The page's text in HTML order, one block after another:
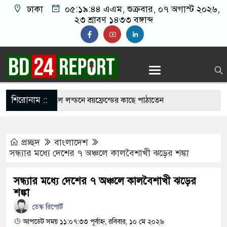
ঢাকা ০৫:১৯:৪৫ এএম, শুক্রবার, ০৭ অগাস্ট ২০২৬,
২৩ শ্রাবণ ১৪৩৩ বঙ্গাব্দ
শিরোনাম ::
ছবি তুলে লন্ডনে বয়ফ্রেন্ডের কাছে পাঠাতেন
‘হাজারগুণ ভালো’ দেশ চালাচ্ছেন তারেক রহমান:
মর্মান্তিক দুই দুর্ঘটনা, ঝরে গেল ১৫ প্রাণ
না করে, তাই জীবিত অবস্থায় নিজের চল্লিশার
প্রচ্ছদ
বাংলাদেশ
সন্ধ্যার মধ্যে দেশের ৭ অঞ্চলে কালবৈশাখী ঝড়ের শঙ্কা
সন্ধ্যার মধ্যে দেশের ৭ অঞ্চলে কালবৈশাখী ঝড়ের
শঙ্কা
ডেস্ক রিপোর্ট
আপডেট সময় ১১:০৭:৩৩ পূর্বাহ্ন, রবিবার, ১০ মে ২০২৬